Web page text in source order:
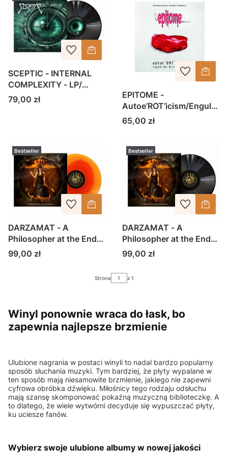
SCEPTIC - INTERNAL
COMPLEXITY - LP/
czarny winyl (2021)
Cena
79,00 zł
EPITOME -
Autoe’ROT’icism/Engulf
The Decrepitude –LP
winyl splatter (2020)
Cena
65,00 zł
Bestseller
DARZAMAT - A
Philosopher at the End
of the Universe -
LP/winyl/czerwony
Cena
99,00 zł
Bestseller
DARZAMAT - A
Philosopher at the End
of the Universe -
LP/winyl/czarny
Cena
99,00 zł
Strona z 1
Winyl ponownie wraca do łask, bo
zapewnia najlepsze brzmienie
Ulubione nagrania w postaci winyli to nadal bardzo popularny
sposób słuchania muzyki. Tym bardziej, że płyty wypalane w
ten sposób mają niesamowite brzmienie, jakiego nie zapewni
cyfrowa obróbka dźwięku. Miłośnicy tego rodzaju odsłuchu
mają szansę skomponować pokaźną muzyczną biblioteczkę. A
to dlatego, że wiele wytwórni decyduje się wypuszczać płyty,
ku uciesze fanów.
Wybierz swoje ulubione albumy w nowej jakości